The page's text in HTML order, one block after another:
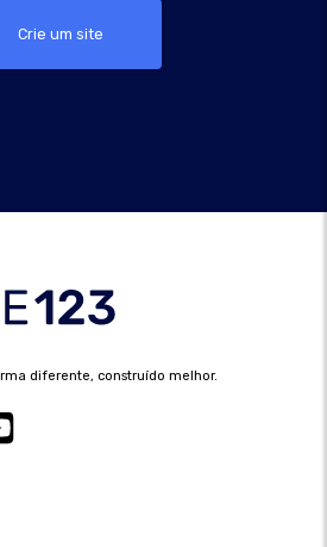
Crie um site
diferente, construído melhor.